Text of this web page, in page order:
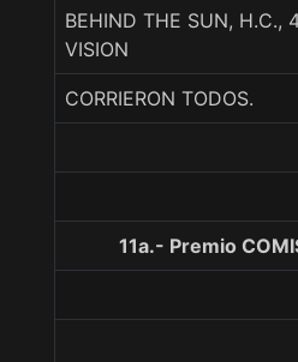
BEHIND THE SUN, H.C.,
VISION
CORRIERON TODOS.
11a.- Premio